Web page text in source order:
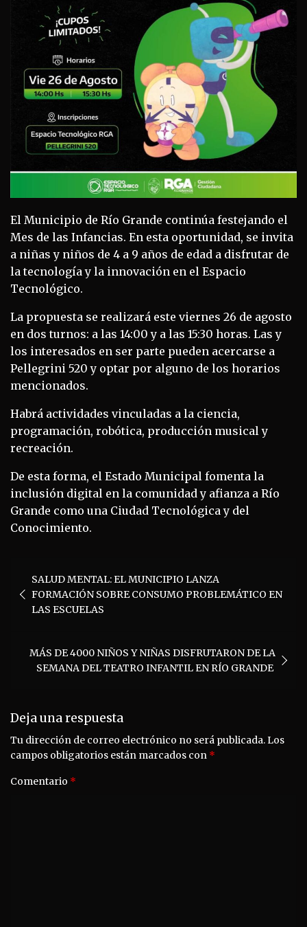
El Municipio de Río Grande continúa festejando el
Mes de las Infancias. En esta oportunidad, se invita
a niñas y niños de 4 a 9 años de edad a disfrutar de
la tecnología y la innovación en el Espacio
Tecnológico.
La propuesta se realizará este viernes 26 de agosto
en dos turnos: a las 14:00 y a las 15:30 horas. Las y
los interesados en ser parte pueden acercarse a
Pellegrini 520 y optar por alguno de los horarios
mencionados.
Habrá actividades vinculadas a la ciencia,
programación, robótica, producción musical y
recreación.
De esta forma, el Estado Municipal fomenta la
inclusión digital en la comunidad y afianza a Río
Grande como una Ciudad Tecnológica y del
Conocimiento.
de
entradas
SALUD MENTAL: EL MUNICIPIO LANZA
FORMACIÓN SOBRE CONSUMO PROBLEMÁTICO EN
LAS ESCUELAS
MÁS DE 4000 NIÑOS Y NIÑAS DISFRUTARON DE LA
SEMANA DEL TEATRO INFANTIL EN RÍO GRANDE
Deja una respuesta
Tu dirección de correo electrónico no será publicada.Los
campos obligatorios están marcados con *
Comentario *